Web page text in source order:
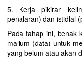
5. Kerja pikiran
penalaran) dan istidlal
Pada tahap ini, benak
ma‘lum (data) untuk
yang belum atau akan